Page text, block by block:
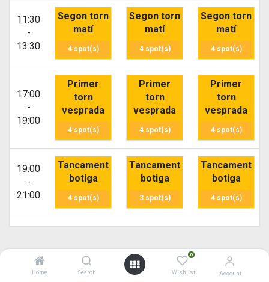
Home Search
0
Wishlist Account
11:30
-
13:30
Segon torn
matí
4 spot(s)
Segon torn
matí
4 spot(s)
Segon torn
matí
4 spot(s)
17:00
-
19:00
Primer
torn
vesprada
4 spot(s)
Primer
torn
vesprada
4 spot(s)
Primer
torn
vesprada
4 spot(s)
19:00
-
21:00
Tancament
botiga
4 spot(s)
Tancament
botiga
3 spot(s)
Tancament
botiga
4 spot(s)